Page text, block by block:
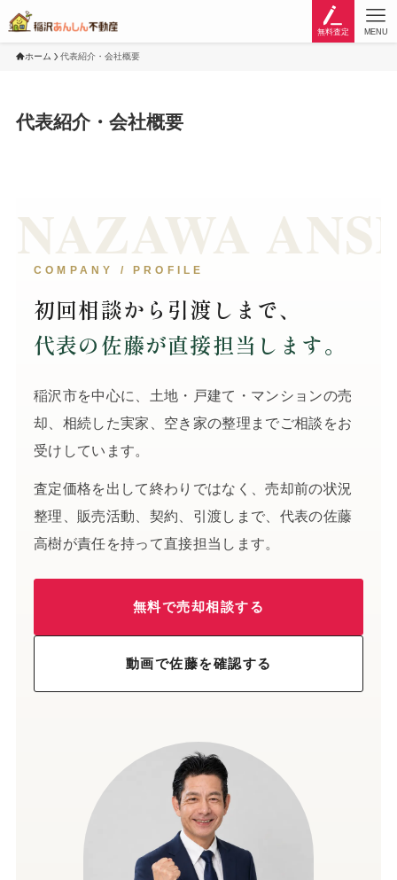
無料査定 MENU
ホーム 代表紹介・会社概要
代表紹介・会社概要
COMPANY / PROFILE
初回相談から引渡しまで、
代表の佐藤が直接担当します。
稲沢市を中心に、土地・戸建て・マンションの売
却、相続した実家、空き家の整理までご相談をお
受けしています。
査定価格を出して終わりではなく、売却前の状況
整理、販売活動、契約、引渡しまで、代表の佐藤
高樹が責任を持って直接担当します。
無料で売却相談する
動画で佐藤を確認する